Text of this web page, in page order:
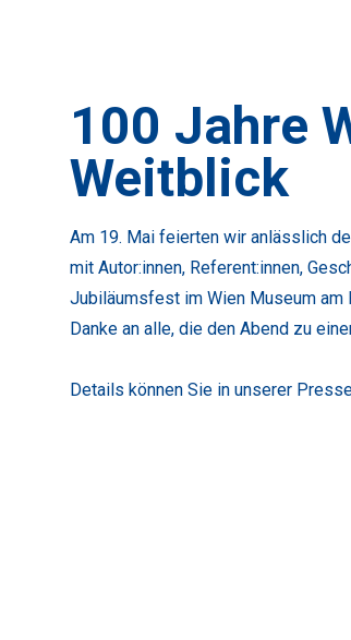
100 Jahre
Weitblick
Am 19. Mai feierten wir anlässlich
mit Autor:innen, Referent:innen,
Jubiläumsfest im Wien Museum am
Danke an alle, die den Abend zu
Details können Sie in unserer